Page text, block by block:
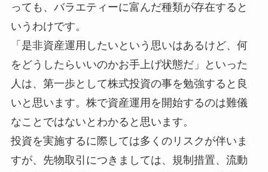
っても、バラエティーに富んだ種類が存在すると
いうわけです。
「是非資産運用したいという思いはあるけど、何
をどうしたらいいのかお手上げ状態だ」といった
人は、第一歩として株式投資の事を勉強すると良
いと思います。株で資産運用を開始するのは難儀
なことではないとわかると思います。
投資を実施するに際しては多くのリスクが伴いま
すが、先物取引につきましては、規制措置、流動